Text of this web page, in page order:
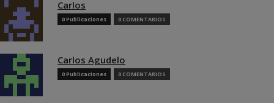
Carlos
0 Publicaciones 0 COMENTARIOS
Carlos Agudelo
0 Publicaciones 0 COMENTARIOS